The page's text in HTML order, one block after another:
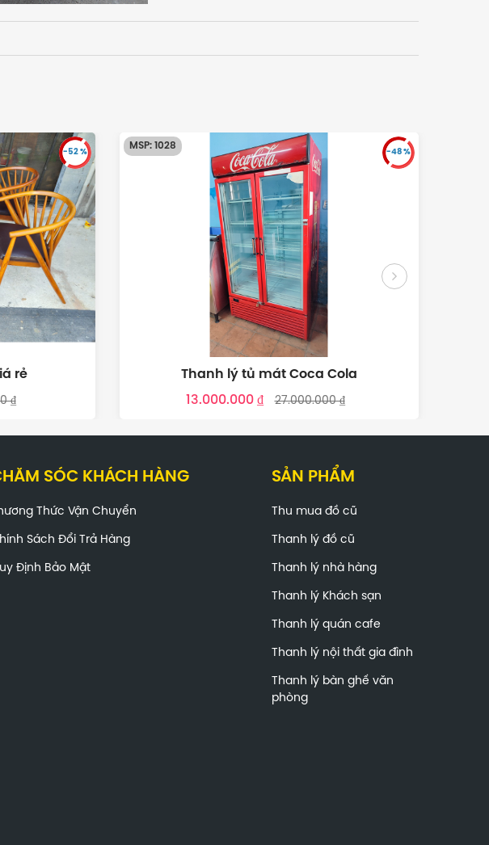
-48 %
₫
MSP: 1027
-45 %
Bán tủ mát cũ giá rẻ
13.500.000 ₫
29.900.000 ₫
SÓC KHÁCH HÀNG
Thức Vận Chuyển
Sách Đổi Trả Hàng
Định Bảo Mật
SẢN PHẨM
Thu mua đồ cũ
Thanh lý đồ cũ
Thanh lý nhà hàng
Thanh lý Khách sạn
Thanh lý quán cafe
Thanh lý nội thất gia đình
Thanh lý bàn ghế văn
phòng